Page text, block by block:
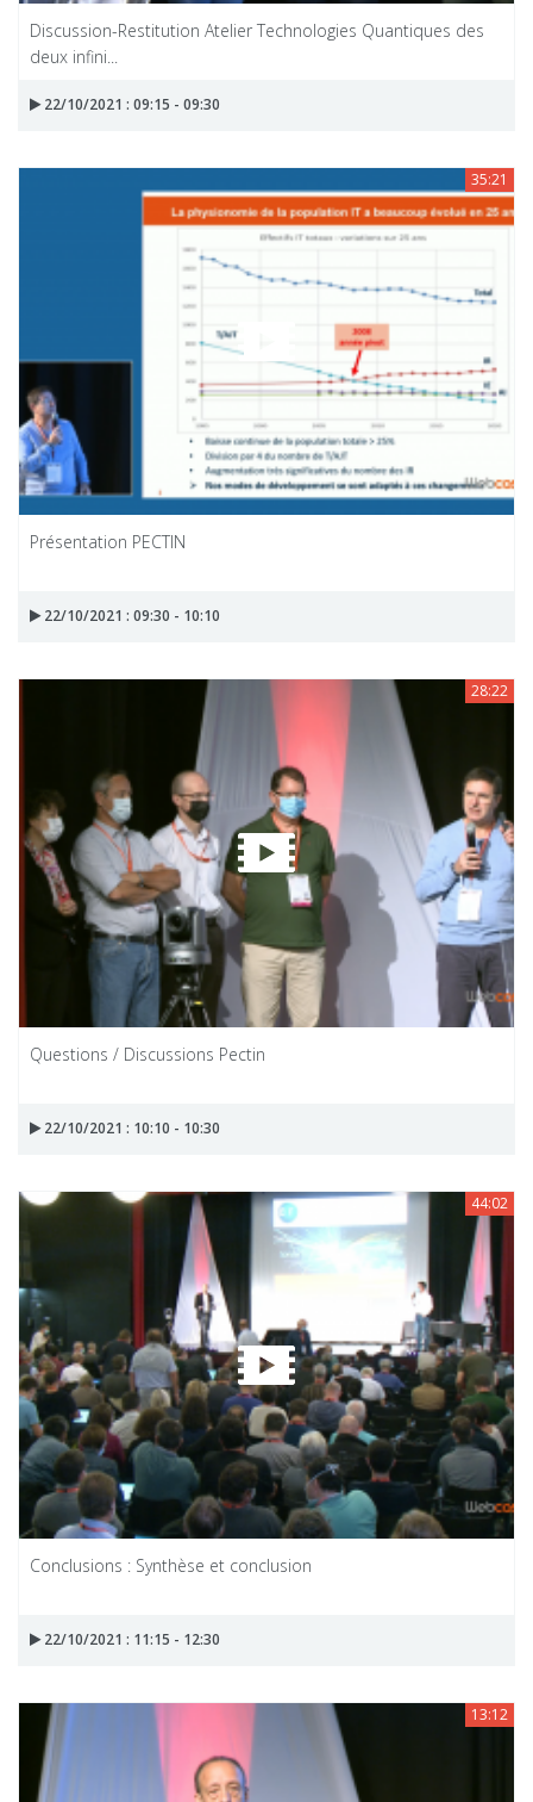
Discussion-Restitution Atelier Technologies Quantiques des
deux infini...
22/10/2021 : 09:15 - 09:30
35:21
Présentation PECTIN
22/10/2021 : 09:30 - 10:10
28:22
Questions / Discussions Pectin
22/10/2021 : 10:10 - 10:30
44:02
Conclusions : Synthèse et conclusion
22/10/2021 : 11:15 - 12:30
13:12